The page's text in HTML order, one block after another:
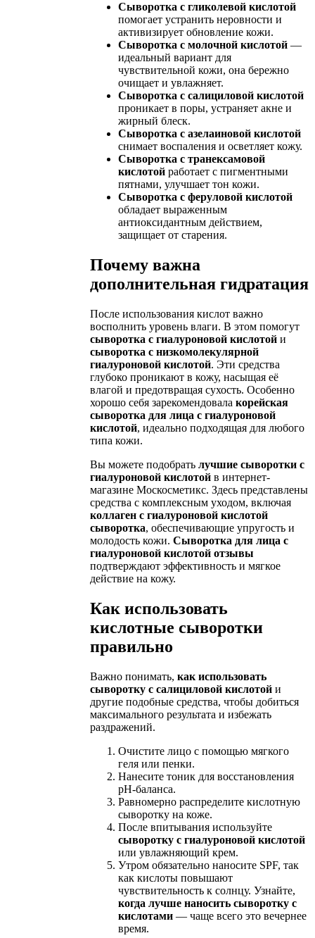
Сыворотка с гликолевой кислотой
помогает устранить неровности и
активизирует обновление кожи.
Сыворотка с молочной кислотой —
идеальный вариант для
чувствительной кожи, она бережно
очищает и увлажняет.
Сыворотка с салициловой кислотой
проникает в поры, устраняет акне и
жирный блеск.
Сыворотка с азелаиновой кислотой
снимает воспаления и осветляет кожу.
Сыворотка с транексамовой
кислотой работает с пигментными
пятнами, улучшает тон кожи.
Сыворотка с феруловой кислотой
обладает выраженным
антиоксидантным действием,
защищает от старения.
Почему важна
дополнительная гидратация
После использования кислот важно
восполнить уровень влаги. В этом помогут
сыворотка с гиалуроновой кислотой и
сыворотка с низкомолекулярной
гиалуроновой кислотой. Эти средства
глубоко проникают в кожу, насыщая её
влагой и предотвращая сухость. Особенно
хорошо себя зарекомендовала корейская
сыворотка для лица с гиалуроновой
кислотой, идеально подходящая для любого
типа кожи.
Вы можете подобрать лучшие сыворотки с
гиалуроновой кислотой в интернет-
магазине Москосметикс. Здесь представлены
средства с комплексным уходом, включая
коллаген с гиалуроновой кислотой
сыворотка, обеспечивающие упругость и
молодость кожи. Сыворотка для лица с
гиалуроновой кислотой отзывы
подтверждают эффективность и мягкое
действие на кожу.
Как использовать
кислотные сыворотки
правильно
Важно понимать, как использовать
сыворотку с салициловой кислотой и
другие подобные средства, чтобы добиться
максимального результата и избежать
раздражений.
Очистите лицо с помощью мягкого
геля или пенки.
Нанесите тоник для восстановления
pH-баланса.
Равномерно распределите кислотную
сыворотку на коже.
После впитывания используйте
сыворотку с гиалуроновой кислотой
или увлажняющий крем.
Утром обязательно наносите SPF, так
как кислоты повышают
чувствительность к солнцу. Узнайте,
когда лучше наносить сыворотку с
кислотами — чаще всего это вечернее
время.